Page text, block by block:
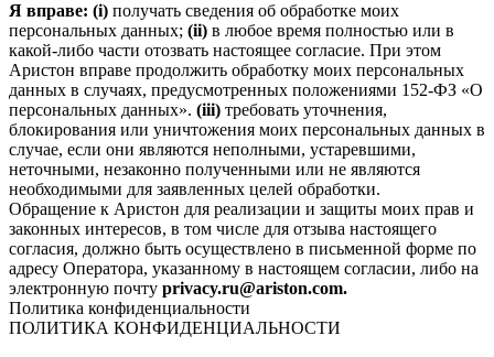
Я вправе: (i) получать сведения об обработке моих
персональных данных; (ii) в любое время полностью или в
какой-либо части отозвать настоящее согласие. При этом
Аристон вправе продолжить обработку моих персональных
данных в случаях, предусмотренных положениями 152-ФЗ «О
персональных данных». (iii) требовать уточнения,
блокирования или уничтожения моих персональных данных в
случае, если они являются неполными, устаревшими,
неточными, незаконно полученными или не являются
необходимыми для заявленных целей обработки.
Обращение к Аристон для реализации и защиты моих прав и
законных интересов, в том числе для отзыва настоящего
согласия, должно быть осуществлено в письменной форме по
адресу Оператора, указанному в настоящем согласии, либо на
электронную почту privacy.ru@ariston.com.
Политика конфиденциальности
ПОЛИТИКА КОНФИДЕНЦИАЛЬНОСТИ